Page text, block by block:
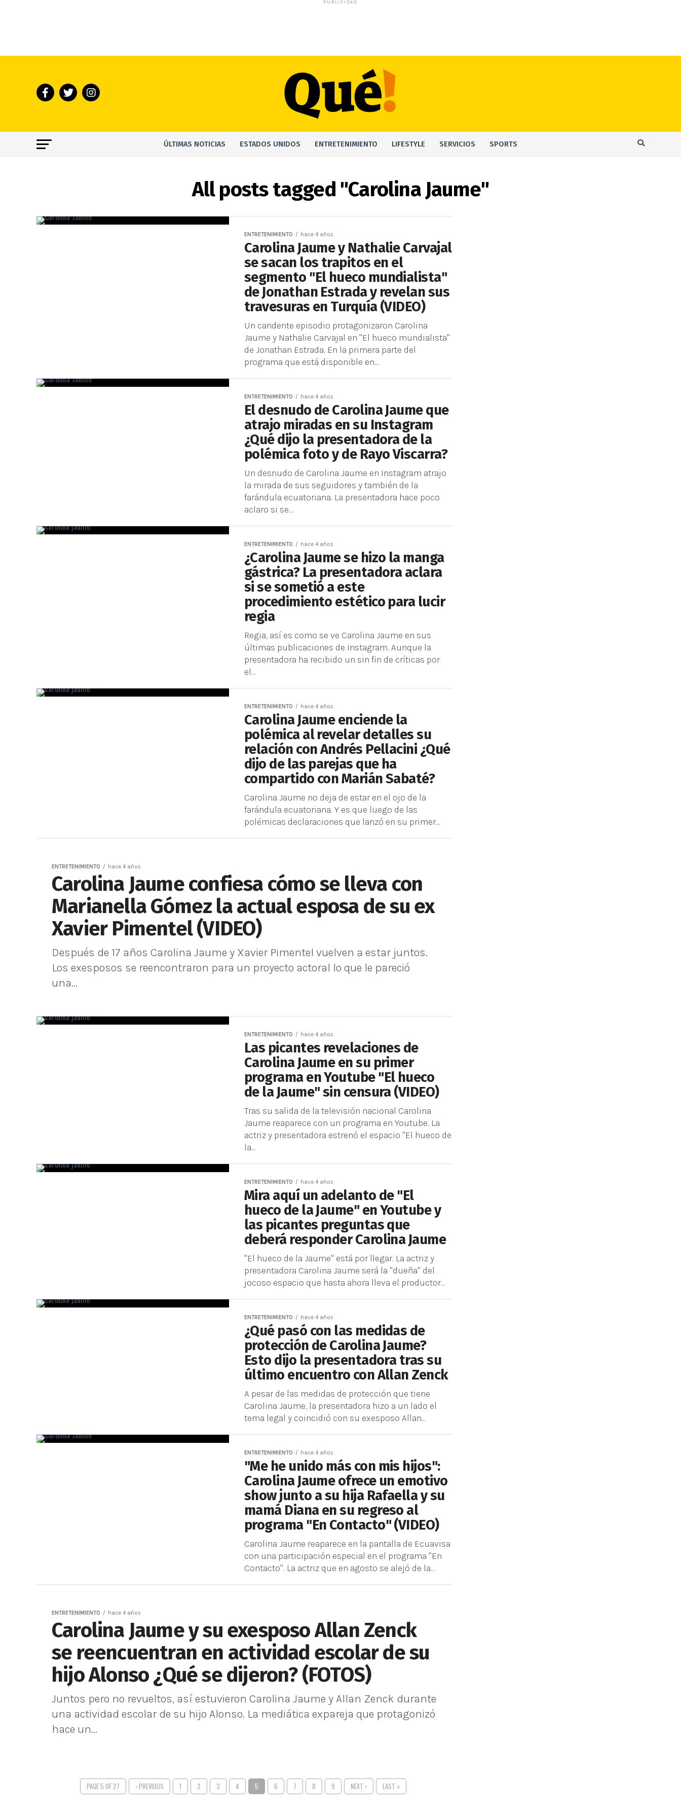
PUBLICIDAD
ÚLTIMAS NOTICIAS ESTADOS UNIDOS ENTRETENIMIENTO LIFESTYLE SERVICIOS SPORTS
All posts tagged "Carolina Jaume"
ENTRETENIMIENTO hace 4 años
Carolina Jaume y Nathalie Carvajal
se sacan los trapitos en el
segmento "El hueco mundialista"
de Jonathan Estrada y revelan sus
travesuras en Turquía (VIDEO)
Un candente episodio protagonizaron Carolina
Jaume y Nathalie Carvajal en "El hueco mundialista"
de Jonathan Estrada. En la primera parte del
programa que está disponible en...
ENTRETENIMIENTO hace 4 años
El desnudo de Carolina Jaume que
atrajo miradas en su Instagram
¿Qué dijo la presentadora de la
polémica foto y de Rayo Viscarra?
Un desnudo de Carolina Jaume en Instagram atrajo
la mirada de sus seguidores y también de la
farándula ecuatoriana. La presentadora hace poco
aclaro si se...
ENTRETENIMIENTO hace 4 años
¿Carolina Jaume se hizo la manga
gástrica? La presentadora aclara
si se sometió a este
procedimiento estético para lucir
regia
Regia, así es como se ve Carolina Jaume en sus
últimas publicaciones de Instagram. Aunque la
presentadora ha recibido un sin fin de críticas por
el...
ENTRETENIMIENTO hace 4 años
Carolina Jaume enciende la
polémica al revelar detalles su
relación con Andrés Pellacini ¿Qué
dijo de las parejas que ha
compartido con Marián Sabaté?
Carolina Jaume no deja de estar en el ojo de la
farándula ecuatoriana. Y es que luego de las
polémicas declaraciones que lanzó en su primer...
ENTRETENIMIENTO hace 4 años
Carolina Jaume confiesa cómo se lleva con
Marianella Gómez la actual esposa de su ex
Xavier Pimentel (VIDEO)
Después de 17 años Carolina Jaume y Xavier Pimentel vuelven a estar juntos.
Los exesposos se reencontraron para un proyecto actoral lo que le pareció
una...
ENTRETENIMIENTO hace 4 años
Las picantes revelaciones de
Carolina Jaume en su primer
programa en Youtube "El hueco
de la Jaume" sin censura (VIDEO)
Tras su salida de la televisión nacional Carolina
Jaume reaparece con un programa en Youtube. La
actriz y presentadora estrenó el espacio "El hueco de
la...
ENTRETENIMIENTO hace 4 años
Mira aquí un adelanto de "El
hueco de la Jaume" en Youtube y
las picantes preguntas que
deberá responder Carolina Jaume
"El hueco de la Jaume" está por llegar. La actriz y
presentadora Carolina Jaume será la "dueña" del
jocoso espacio que hasta ahora lleva el productor...
ENTRETENIMIENTO hace 4 años
¿Qué pasó con las medidas de
protección de Carolina Jaume?
Esto dijo la presentadora tras su
último encuentro con Allan Zenck
A pesar de las medidas de protección que tiene
Carolina Jaume, la presentadora hizo a un lado el
tema legal y coincidió con su exesposo Allan...
ENTRETENIMIENTO hace 4 años
"Me he unido más con mis hijos":
Carolina Jaume ofrece un emotivo
show junto a su hija Rafaella y su
mamá Diana en su regreso al
programa "En Contacto" (VIDEO)
Carolina Jaume reaparece en la pantalla de Ecuavisa
con una participación especial en el programa "En
Contacto". La actriz que en agosto se alejó de la...
ENTRETENIMIENTO hace 4 años
Carolina Jaume y su exesposo Allan Zenck
se reencuentran en actividad escolar de su
hijo Alonso ¿Qué se dijeron? (FOTOS)
Juntos pero no revueltos, así estuvieron Carolina Jaume y Allan Zenck durante
una actividad escolar de su hijo Alonso. La mediática expareja que protagonizó
hace un...
PAGE 5 OF 27 ‹ PREVIOUS 1 2 3 4 5 6 7 8 9 NEXT › LAST »